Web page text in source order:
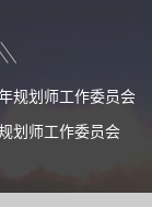
规划师工作委员会
划师工作委员会